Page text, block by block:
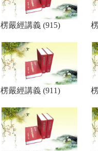
楞嚴經講義 (915)
楞嚴經講義 (911)